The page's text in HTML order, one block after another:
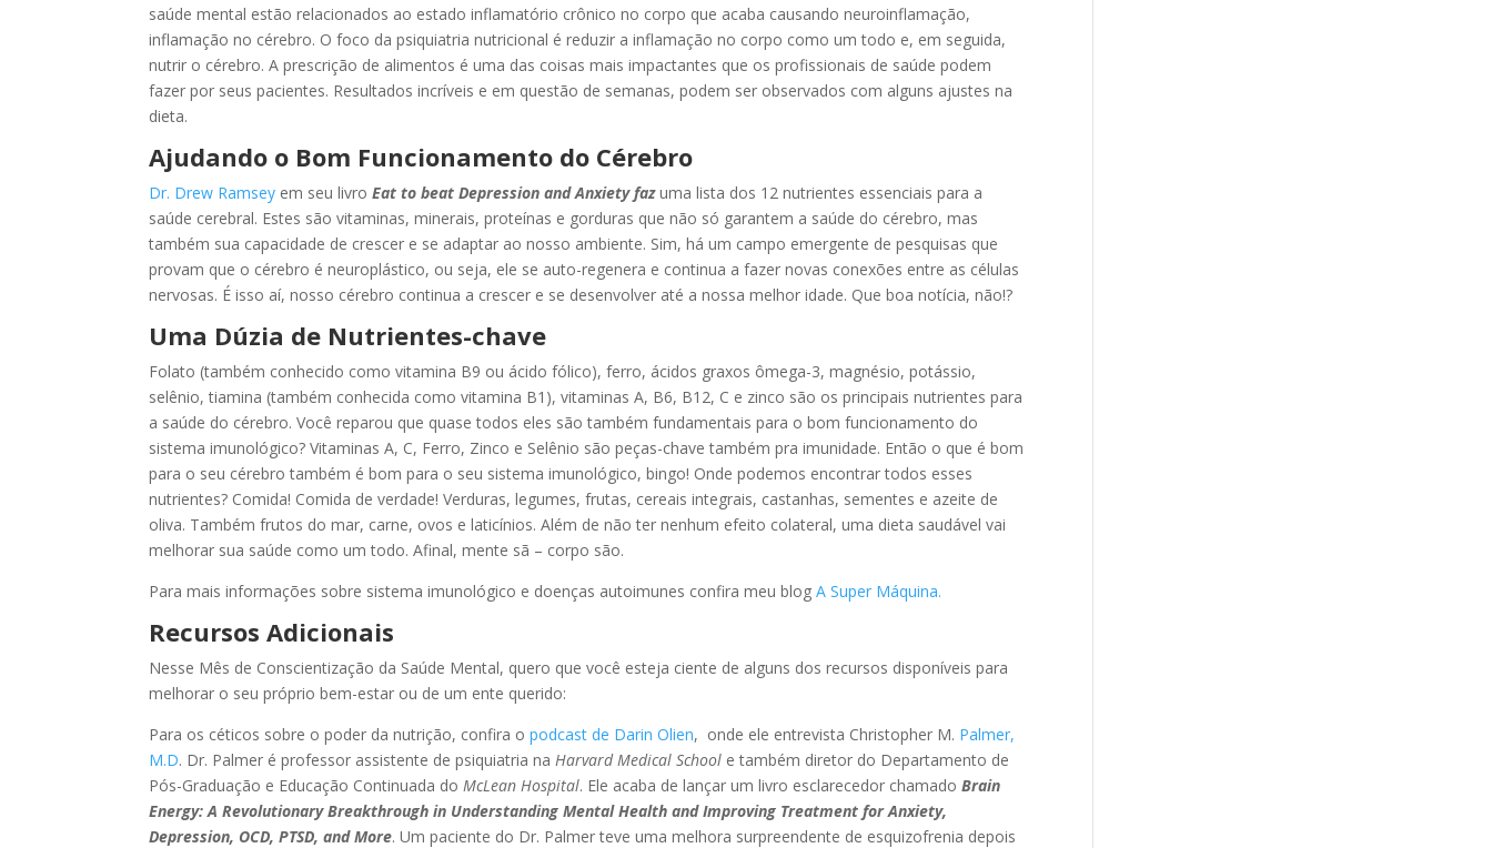
saúde mental estão relacionados ao estado inflamatório crônico no corpo que acaba causando neuroinflamação,
inflamação no cérebro. O foco da psiquiatria nutricional é reduzir a inflamação no corpo como um todo e, em seguida,
nutrir o cérebro. A prescrição de alimentos é uma das coisas mais impactantes que os profissionais de saúde podem
fazer por seus pacientes. Resultados incríveis e em questão de semanas, podem ser observados com alguns ajustes na
dieta.
Ajudando o Bom Funcionamento do Cérebro
Dr. Drew Ramsey em seu livroEat to beat Depression and Anxiety fazuma lista dos 12 nutrientes essenciais para a
saúde cerebral. Estes são vitaminas, minerais, proteínas e gorduras que não só garantem a saúde do cérebro, mas
também sua capacidade de crescer e se adaptar ao nosso ambiente. Sim, há um campo emergente de pesquisas que
provam que o cérebro é neuroplástico, ou seja, ele se auto-regenera e continua a fazer novas conexões entre as células
nervosas. É isso aí, nosso cérebro continua a crescer e se desenvolver até a nossa melhor idade. Que boa notícia, não!?
Uma Dúzia de Nutrientes-chave
Folato (também conhecido como vitamina B9 ou ácido fólico), ferro, ácidos graxos ômega-3, magnésio, potássio,
selênio, tiamina (também conhecida como vitamina B1), vitaminas A, B6, B12, C e zinco são os principais nutrientes para
a saúde do cérebro. Você reparou que quase todos eles são também fundamentais para o bom funcionamento do
sistema imunológico? Vitaminas A, C, Ferro, Zinco e Selênio são peças-chave também pra imunidade. Então o que é bom
para o seu cérebro também é bom para o seu sistema imunológico, bingo! Onde podemos encontrar todos esses
nutrientes? Comida! Comida de verdade! Verduras, legumes, frutas, cereais integrais, castanhas, sementes e azeite de
oliva. Também frutos do mar, carne, ovos e laticínios. Além de não ter nenhum efeito colateral, uma dieta saudável vai
melhorar sua saúde como um todo. Afinal, mente sã – corpo são.
Para mais informações sobre sistema imunológico e doenças autoimunes confira meu blogA Super Máquina.
Recursos Adicionais
Nesse Mês de Conscientização da Saúde Mental, quero que você esteja ciente de alguns dos recursos disponíveis para
melhorar o seu próprio bem-estar ou de um ente querido:
Para os céticos sobre o poder da nutrição, confira opodcast de Darin Olien, onde ele entrevista Christopher M. Palmer,
M.D. Dr. Palmer é professor assistente de psiquiatria na Harvard Medical School e também diretor do Departamento de
Pós-Graduação e Educação Continuada do McLean Hospital. Ele acaba de lançar um livro esclarecedor chamadoBrain
Energy: A Revolutionary Breakthrough in Understanding Mental Health and Improving Treatment for Anxiety,
Depression, OCD, PTSD, and More. Um paciente do Dr. Palmer teve uma melhora surpreendente de esquizofrenia depois